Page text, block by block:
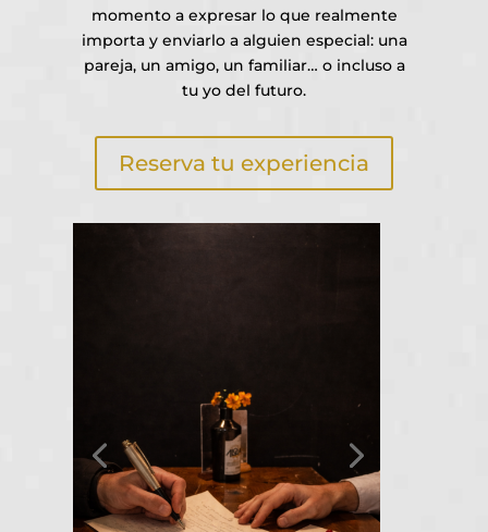
momento a expresar lo que realmente
importa y enviarlo a alguien especial: una
pareja, un amigo, un familiar… o incluso a
tu yo del futuro.
Reserva tu experiencia